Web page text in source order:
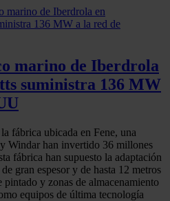
marino de Iberdrola
suministra 136 MW
fábrica ubicada en Fene, una
Windar han invertido 36 millones
fábrica han supuesto la adaptación
gran espesor y de hasta 12 metros
pintado y zonas de almacenamiento
equipos de última tecnología